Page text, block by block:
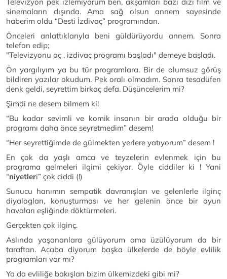
sinemaların dışında. Ama sağ olsun annem sayesinde
haberim oldu “Desti İzdivaç” programından.
Önceleri anlattıklarıyla beni güldürüyordu annem. Sonra
telefon edip;
"Televizyonu aç , izdivaç programı başladı" demeye başladı.
Ön yargılıyım ya bu tür programlara. Bir de olumsuz görüş
bildiren yazılar okudum. Pek oralı olmadım. Sonra tesadüfen
denk geldi, seyrettim birkaç defa. Düşüncelerim mi?
Şimdi ne desem bilmem ki!
“Bu kadar sevimli ve komik insanın bir arada olduğu bir
programı daha önce seyretmedim” desem!
“Her seyrettiğimde de gülmekten yerlere yatıyorum” desem !
En çok da yaşlı amca ve teyzelerin evlenmek için bu
programa gelmeleri ilgimi çekiyor. Öyle ciddiler ki ! Yani
“niyetleri” çok ciddi (!)
Sunucu hanımın sempatik davranışları ve gelenlerle ilginç
diyalogları, konuşturması ve her gelenin önce bir oyun
havaları eşliğinde döktürmeleri.
Gerçekten çok ilginç.
Aslında yaşananlara gülüyorum ama üzülüyorum da bir
taraftan. Acaba diyorum başka ülkelerde de böyle evlilik
programları var mı?
Ya da evliliğe bakışları bizim ülkemizdeki gibi mi?